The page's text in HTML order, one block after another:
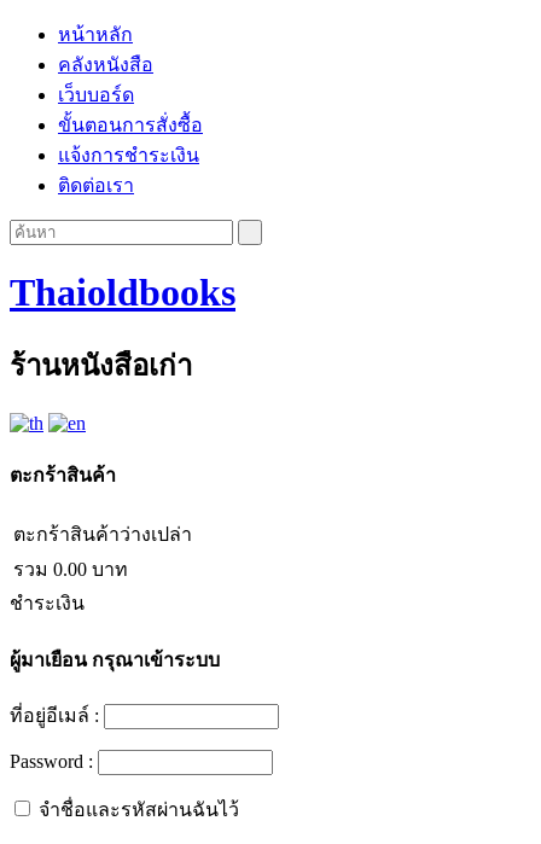
หน้าหลัก
คลังหนังสือ
เว็บบอร์ด
ขั้นตอนการสั่งซื้อ
แจ้งการชำระเงิน
ติดต่อเรา
Thaioldbooks
ร้านหนังสือเก่า
ตะกร้าสินค้า
ตะกร้าสินค้าว่างเปล่า
รวม 0.00 บาท
ชำระเงิน
ผู้มาเยือนกรุณาเข้าระบบ
ที่อยู่อีเมล์ :
Password :
จำชื่อและรหัสผ่านฉันไว้